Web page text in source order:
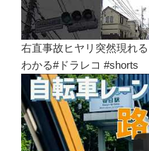
右直事故ヒヤリ突然現れ
わかる#ドラレコ #shorts